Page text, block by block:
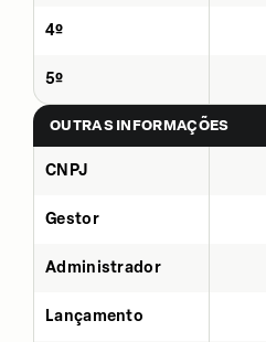
4º
5º
OUTRAS INFORMAÇÕES
CNPJ
Gestor
Administrador
Lançamento